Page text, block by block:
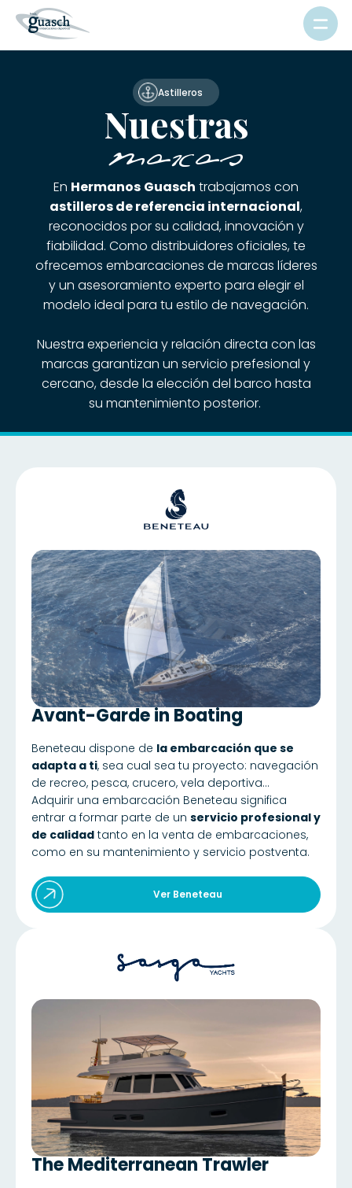
Astilleros
Nuestras
marcas
En Hermanos Guasch trabajamos con
astilleros de referencia internacional,
reconocidos por su calidad, innovación y
fiabilidad. Como distribuidores oficiales, te
ofrecemos embarcaciones de marcas líderes
y un asesoramiento experto para elegir el
modelo ideal para tu estilo de navegación.
Nuestra experiencia y relación directa con las
marcas garantizan un servicio prefesional y
cercano, desde la elección del barco hasta
su mantenimiento posterior.
Avant-Garde in Boating
Beneteau dispone de la embarcación que se
adapta a ti, sea cual sea tu proyecto: navegación
de recreo, pesca, crucero, vela deportiva…
Adquirir una embarcación Beneteau significa
entrar a formar parte de un servicio profesional y
de calidad tanto en la venta de embarcaciones,
como en su mantenimiento y servicio postventa.
Ver Beneteau
The Mediterranean Trawler